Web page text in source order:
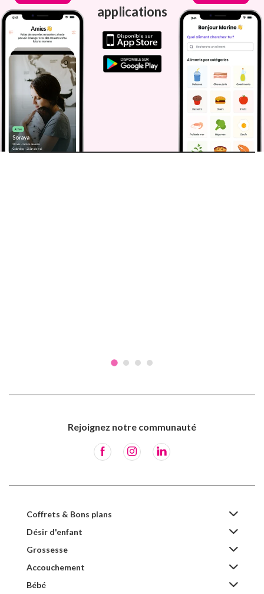
applications
Rejoignez notre communauté
Coffrets & Bons plans
Désir d'enfant
Grossesse
Accouchement
Bébé